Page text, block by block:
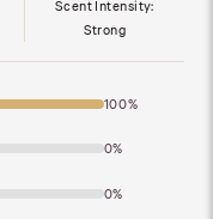
Scent Intensity:
Strong
100%
0%
0%